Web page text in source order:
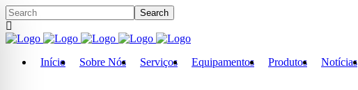
Início Sobre Nós Serviços Equipamentos Produtos Notícias